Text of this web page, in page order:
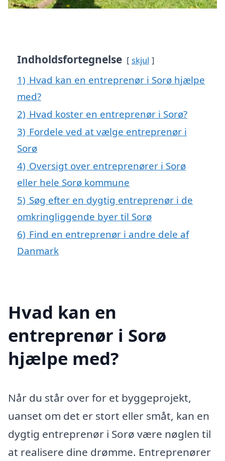
Indholdsfortegnelse skjul
1) Hvad kan en entreprenør i Sorø hjælpe
med?
2) Hvad koster en entreprenør i Sorø?
3) Fordele ved at vælge entreprenør i
Sorø
4) Oversigt over entreprenører i Sorø
eller hele Sorø kommune
5) Søg efter en dygtig entreprenør i de
omkringliggende byer til Sorø
6) Find en entreprenør i andre dele af
Danmark
Hvad kan en
entreprenør i Sorø
hjælpe med?
Når du står over for et byggeprojekt,
uanset om det er stort eller småt, kan en
dygtig entreprenør i Sorø være nøglen til
at realisere dine drømme. Entreprenører